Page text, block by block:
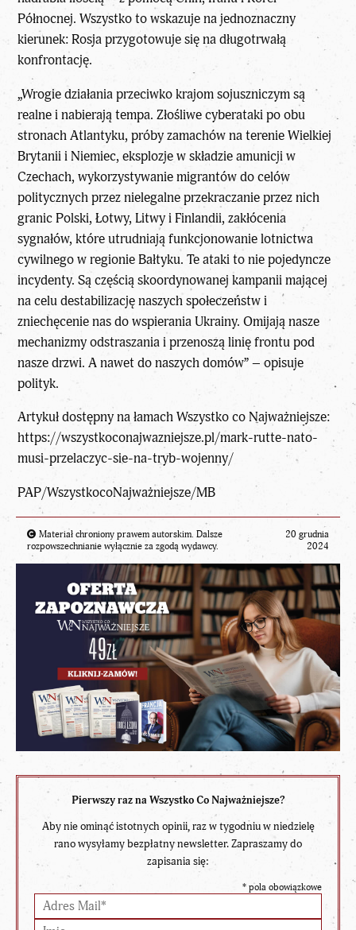
Północnej. Wszystko to wskazuje na jednoznaczny
kierunek: Rosja przygotowuje się na długotrwałą
konfrontację.
„Wrogie działania przeciwko krajom sojuszniczym są
realne i nabierają tempa. Złośliwe cyberataki po obu
stronach Atlantyku, próby zamachów na terenie Wielkiej
Brytanii i Niemiec, eksplozje w składzie amunicji w
Czechach, wykorzystywanie migrantów do celów
politycznych przez nielegalne przekraczanie przez nich
granic Polski, Łotwy, Litwy i Finlandii, zakłócenia
sygnałów, które utrudniają funkcjonowanie lotnictwa
cywilnego w regionie Bałtyku. Te ataki to nie pojedyncze
incydenty. Są częścią skoordynowanej kampanii mającej
na celu destabilizację naszych społeczeństw i
zniechęcenie nas do wspierania Ukrainy. Omijają nasze
mechanizmy odstraszania i przenoszą linię frontu pod
nasze drzwi. A nawet do naszych domów” – opisuje
polityk.
Artykuł dostępny na łamach Wszystko co Najważniejsze:
https://wszystkoconajwazniejsze.pl/mark-rutte-nato-
musi-przelaczyc-sie-na-tryb-wojenny/
PAP/WszystkocoNajważniejsze/MB
Materiał chroniony prawem autorskim. Dalsze
rozpowszechnianie wyłącznie za zgodą wydawcy.
20 grudnia
2024
Pierwszy raz na Wszystko Co Najważniejsze?
Aby nie ominąć istotnych opinii, raz w tygodniu w niedzielę
rano wysyłamy bezpłatny newsletter. Zapraszamy do
zapisania się:
* pola obowiązkowe